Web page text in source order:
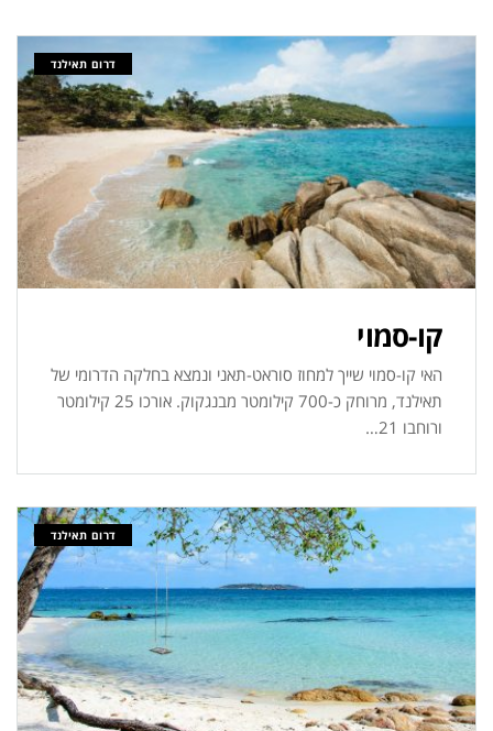
דרום תאילנד
קו-סמוי
האי קו-סמוי שייך למחוז סוראט-תאני ונמצא בחלקה הדרומי של
תאילנד, מרוחק כ-700 קילומטר מבנגקוק. אורכו 25 קילומטר
ורוחבו 21…
דרום תאילנד